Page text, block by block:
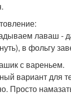
лаваш -
в фольгу
с вареньем.
вариант для
Просто